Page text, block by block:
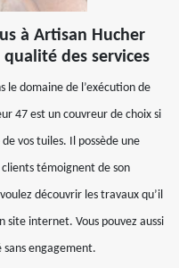
à Artisan Hucher
des services
le domaine de l’exécution de
47 est un couvreur de choix si
vos tuiles. Il possède une
témoignent de son
découvrir les travaux qu’il
site internet. Vous pouvez aussi
engagement.